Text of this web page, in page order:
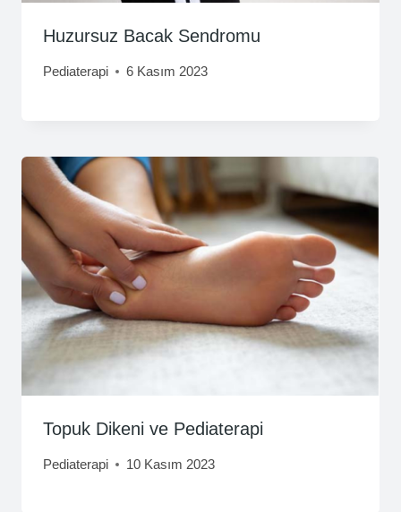
Huzursuz Bacak Sendromu
Pediaterapi 6 Kasım 2023
Topuk Dikeni ve Pediaterapi
Pediaterapi 10 Kasım 2023